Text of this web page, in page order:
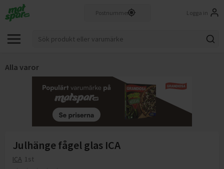
Logga in
Alla varor
Julhänge fågel glas ICA
ICA 1st